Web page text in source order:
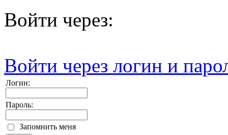
Войти через:
Войти через логин и
Логин:
Пароль:
Запомнить меня